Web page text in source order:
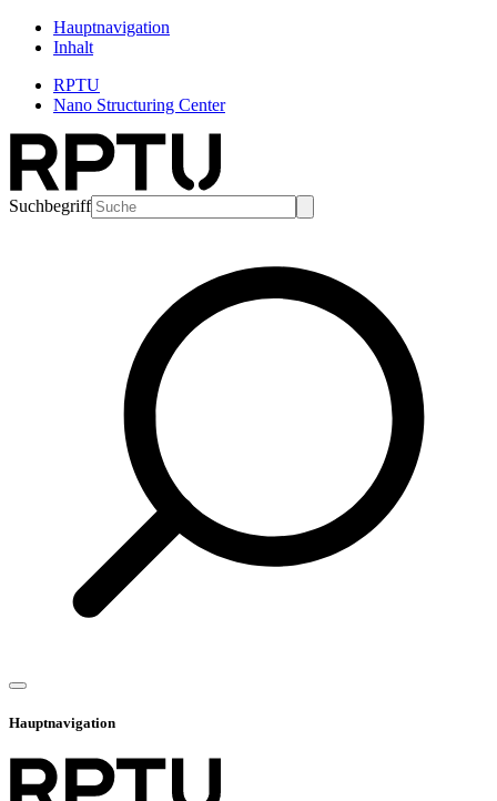
Hauptnavigation
Inhalt
RPTU
Nano Structuring Center
Suchbegriff
Hauptnavigation